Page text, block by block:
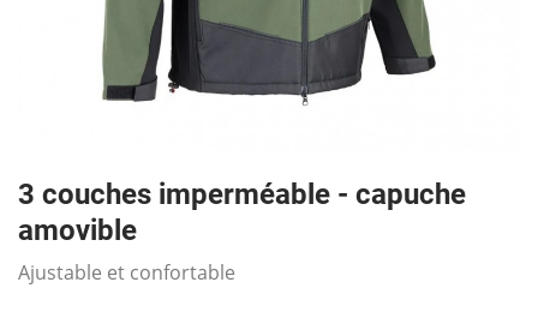
3 couches imperméable - capuche
amovible
Ajustable et confortable